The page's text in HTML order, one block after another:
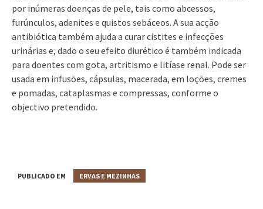
por inúmeras doenças de pele, tais como abcessos,
furúnculos, adenites e quistos sebáceos. A sua acção
antibiótica também ajuda a curar cistites e infecções
urinárias e, dado o seu efeito diurético é também indicada
para doentes com gota, artritismo e litíase renal. Pode ser
usada em infusões, cápsulas, macerada, em loções, cremes
e pomadas, cataplasmas e compressas, conforme o
objectivo pretendido.
PUBLICADO EM ERVAS E MEZINHAS